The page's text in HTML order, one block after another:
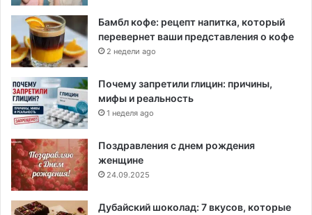
Бамбл кофе: рецепт напитка, который
перевернет ваши представления о кофе
2 недели ago
Почему запретили глицин: причины,
мифы и реальность
1 неделя ago
Поздравления с днем рождения
женщине
24.09.2025
Дубайский шоколад: 7 вкусов, которые